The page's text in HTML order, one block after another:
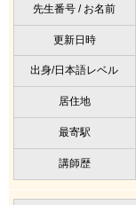
先生番号 / お名前
更新日時
出身/日本語レベル
居住地
最寄駅
講師歴